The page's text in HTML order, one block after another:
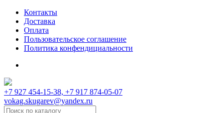
Контакты
Доставка
Оплата
Пользовательское соглашение
Политика конфендициальности
+7 927 454-15-38, +7 917 874-05-07
vokag.skugarev@yandex.ru